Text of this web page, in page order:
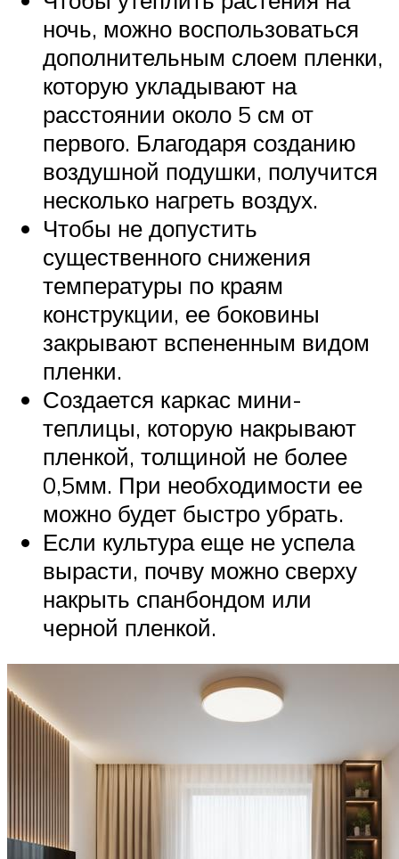
ночь, можно воспользоваться
дополнительным слоем пленки,
которую укладывают на
расстоянии около 5 см от
первого. Благодаря созданию
воздушной подушки, получится
несколько нагреть воздух.
Чтобы не допустить
существенного снижения
температуры по краям
конструкции, ее боковины
закрывают вспененным видом
пленки.
Создается каркас мини-
теплицы, которую накрывают
пленкой, толщиной не более
0,5мм. При необходимости ее
можно будет быстро убрать.
Если культура еще не успела
вырасти, почву можно сверху
накрыть спанбондом или
черной пленкой.